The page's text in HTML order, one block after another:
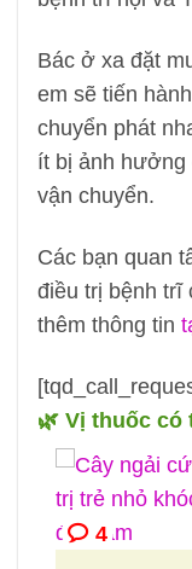
Bác ở xa đặt
em sẽ tiến
chuyển phát
ít bị ảnh hưởng
vận chuyển.
Các bạn quan
điều trị bệnh trĩ
thêm thông tin
🌿 Vị thuốc có
4